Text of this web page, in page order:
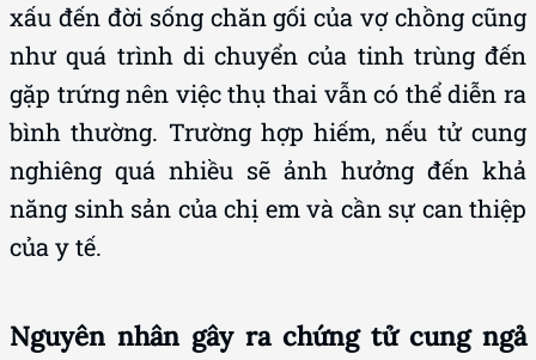
xấu đến đời sống chăn gối của vợ chồng cũng
như quá trình di chuyển của tinh trùng đến
gặp trứng nên việc thụ thai vẫn có thể diễn ra
bình thường. Trường hợp hiếm, nếu tử cung
nghiêng quá nhiều sẽ ảnh hưởng đến khả
năng sinh sản của chị em và cần sự can thiệp
của y tế.
Nguyên nhân gây ra chứng tử cung ngả